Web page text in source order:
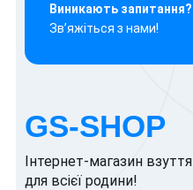
Виникають запитання?
Зв’яжіться з нами!
GS-SHOP
Інтернет-магазин взуття
для всієї родини!